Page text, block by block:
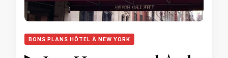
BONS PLANS HÔTEL À NEW YORK